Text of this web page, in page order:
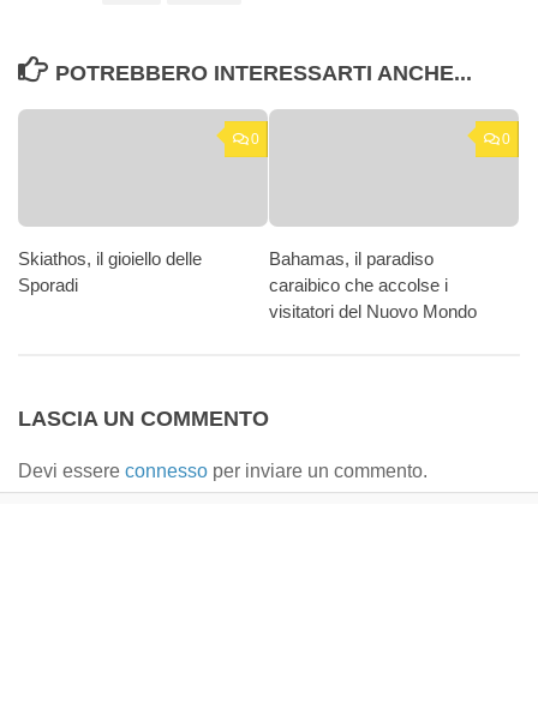
POTREBBERO INTERESSARTI ANCHE...
0
Skiathos, il gioiello delle
Sporadi
0
Bahamas, il paradiso
caraibico che accolse i
visitatori del Nuovo Mondo
LASCIA UN COMMENTO
Devi essere connesso per inviare un commento.